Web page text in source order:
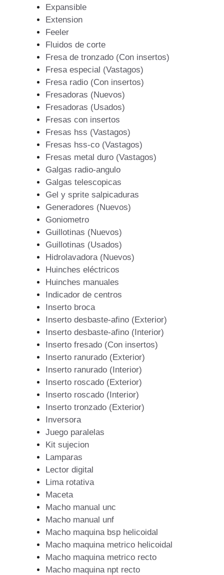
Expansible
Extension
Feeler
Fluidos de corte
Fresa de tronzado (Con insertos)
Fresa especial (Vastagos)
Fresa radio (Con insertos)
Fresadoras (Nuevos)
Fresadoras (Usados)
Fresas con insertos
Fresas hss (Vastagos)
Fresas hss-co (Vastagos)
Fresas metal duro (Vastagos)
Galgas radio-angulo
Galgas telescopicas
Gel y sprite salpicaduras
Generadores (Nuevos)
Goniometro
Guillotinas (Nuevos)
Guillotinas (Usados)
Hidrolavadora (Nuevos)
Huinches eléctricos
Huinches manuales
Indicador de centros
Inserto broca
Inserto desbaste-afino (Exterior)
Inserto desbaste-afino (Interior)
Inserto fresado (Con insertos)
Inserto ranurado (Exterior)
Inserto ranurado (Interior)
Inserto roscado (Exterior)
Inserto roscado (Interior)
Inserto tronzado (Exterior)
Inversora
Juego paralelas
Kit sujecion
Lamparas
Lector digital
Lima rotativa
Maceta
Macho manual unc
Macho manual unf
Macho maquina bsp helicoidal
Macho maquina metrico helicoidal
Macho maquina metrico recto
Macho maquina npt recto